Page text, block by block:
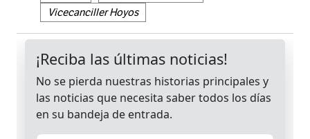
Vicecanciller Hoyos